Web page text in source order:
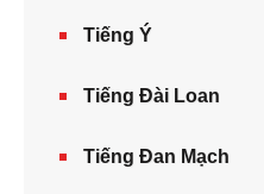
Tiếng Ý
Tiếng Đài Loan
Tiếng Đan Mạch